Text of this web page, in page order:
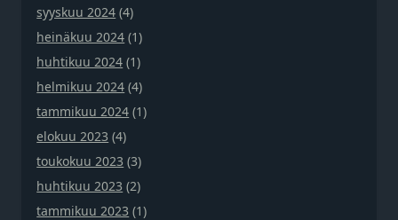
syyskuu 2024 (4)
heinäkuu 2024 (1)
huhtikuu 2024 (1)
helmikuu 2024 (4)
tammikuu 2024 (1)
elokuu 2023 (4)
toukokuu 2023 (3)
huhtikuu 2023 (2)
tammikuu 2023 (1)